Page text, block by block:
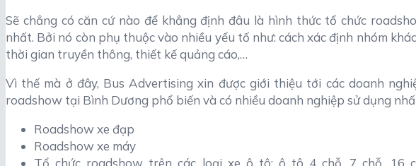
Sẽ chẳng có căn cứ nào để khẳng định đâu là hình thức tổ chức
nhất. Bởi nó còn phụ thuộc vào nhiều yếu tố như: cách xác định nhóm
thời gian truyền thông, thiết kế quảng cáo,…
Vì thế mà ở đây, Bus Advertising xin được giới thiệu tới các doanh
roadshow tại Bình Dương phổ biến và có nhiều doanh nghiệp sử dụng
Roadshow xe đạp
Roadshow xe máy
Tổ chức roadshow trên các loại xe ô tô: ô tô 4 chỗ, 7 chỗ, 16